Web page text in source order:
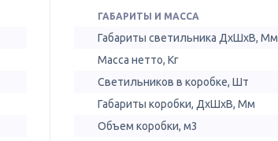
ГАБАРИТЫ И МАССА
Габариты светильника ДхШхВ, Мм
Масса нетто, Кг
Светильников в коробке, Шт
Габариты коробки, ДхШхВ, Мм
Объем коробки, м3